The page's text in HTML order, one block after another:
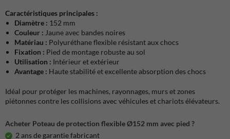
Caractéristiques principales :
Diamètre : 152 mm
Couleur : Jaune avec bandes noires
Matériau : Polyuréthane flexible résistant aux chocs
Fixation : Pied de montage robuste au sol
Utilisation : Intérieur et extérieur
Avantage : Haute stabilité et excellente absorption des chocs
Idéal pour protéger les machines, rayonnages, murs et zones
piétonnes contre les collisions avec véhicules et chariots élévateurs.
Acheter Poteau de protection flexible Ø152 mm avec pied ?
2 ans de garantie fabricant